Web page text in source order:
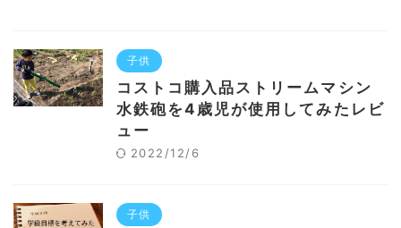
子供
コストコ購入品ストリームマシン
水鉄砲を4歳児が使用してみたレビ
ュー
2022/12/6
子供